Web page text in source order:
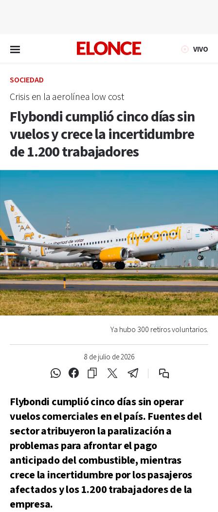
VIVO
SOCIEDAD
Crisis en la aerolínea low cost
Flybondi cumplió cinco días sin
vuelos y crece la incertidumbre
de 1.200 trabajadores
8 de julio de 2026
Ya hubo 300 retiros voluntarios.
Flybondi cumplió cinco días sin operar
vuelos comerciales en el país. Fuentes del
sector atribuyeron la paralización a
problemas para afrontar el pago
anticipado del combustible, mientras
crece la incertidumbre por los pasajeros
afectados y los 1.200 trabajadores de la
empresa.